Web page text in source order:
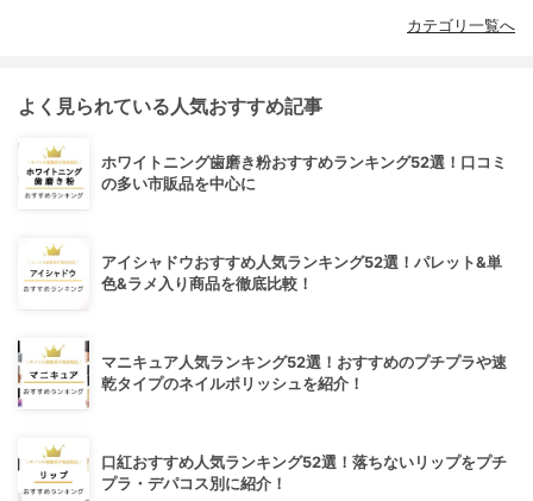
カテゴリ一覧へ
よく見られている人気おすすめ記事
ホワイトニング歯磨き粉おすすめランキング52選！口コミ
の多い市販品を中心に
アイシャドウおすすめ人気ランキング52選！パレット&単
色&ラメ入り商品を徹底比較！
マニキュア人気ランキング52選！おすすめのプチプラや速
乾タイプのネイルポリッシュを紹介！
口紅おすすめ人気ランキング52選！落ちないリップをプチ
プラ・デパコス別に紹介！